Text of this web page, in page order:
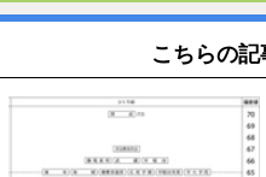
こちらの